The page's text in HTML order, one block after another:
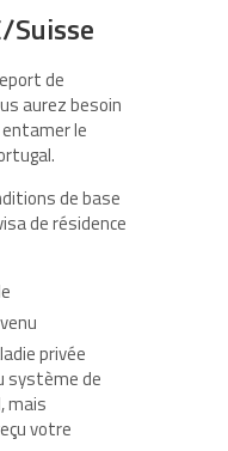
Suisse
de
aurez besoin
entamer le
de base
de résidence
privée
système de
mais
votre